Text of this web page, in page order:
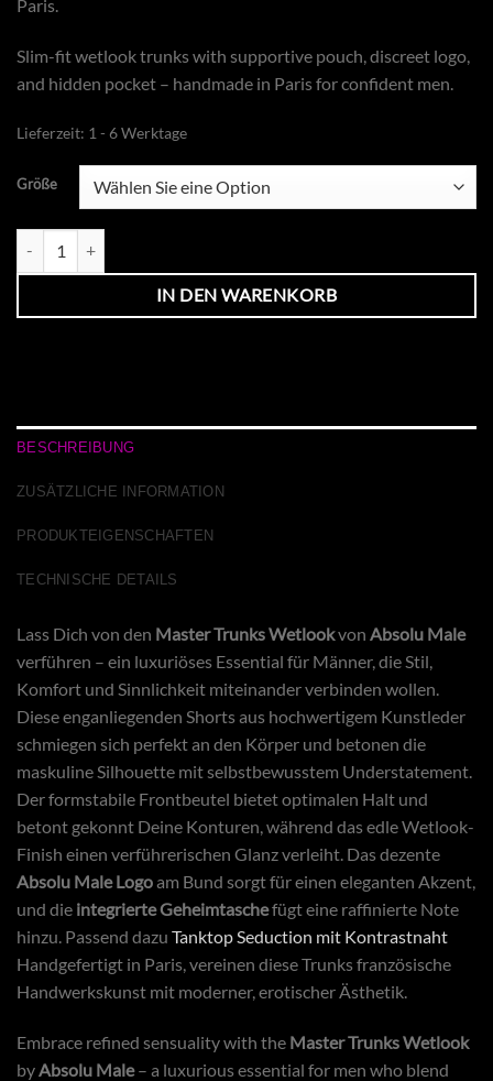
Paris.
Slim-fit wetlook trunks with supportive pouch, discreet logo,
and hidden pocket – handmade in Paris for confident men.
Lieferzeit: 1 - 6 Werktage
Größe
IN DEN WARENKORB
BESCHREIBUNG
ZUSÄTZLICHE INFORMATION
PRODUKTEIGENSCHAFTEN
TECHNISCHE DETAILS
Lass Dich von den Master Trunks Wetlookvon Absolu Male
verführen – ein luxuriöses Essential für Männer, die Stil,
Komfort und Sinnlichkeit miteinander verbinden wollen.
Diese enganliegenden Shorts aus hochwertigem Kunstleder
schmiegen sich perfekt an den Körper und betonen die
maskuline Silhouette mit selbstbewusstem Understatement.
Der formstabile Frontbeutel bietet optimalen Halt und
betont gekonnt Deine Konturen, während das edle Wetlook-
Finish einen verführerischen Glanz verleiht. Das dezente
Absolu Male Logoam Bund sorgt für einen eleganten Akzent,
und die integrierte Geheimtaschefügt eine raffinierte Note
hinzu. Passend dazu Tanktop Seduction mit Kontrastnaht
Handgefertigt in Paris, vereinen diese Trunks französische
Handwerkskunst mit moderner, erotischer Ästhetik.
Embrace refined sensuality with the Master Trunks Wetlook
by Absolu Male– a luxurious essential for men who blend